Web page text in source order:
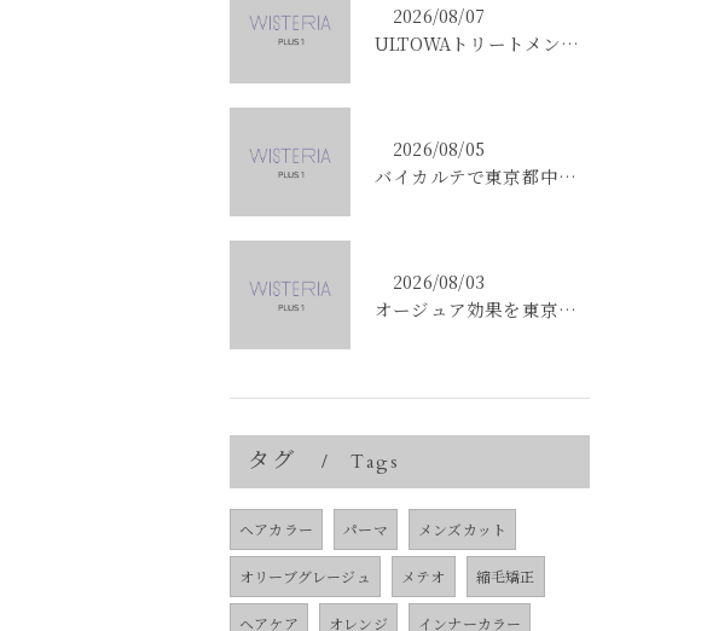
2026/08/07
ULTOWAトリートメントで東京都中央区銀座の髪質改善を目指す人への効果と選び方ガイド
2026/08/05
バイカルテで東京都中央区銀座のエイジングケア悩みを解決する方法と正規品選びのポイント
2026/08/03
オージュア効果を東京都中央区銀座で実感する選び方と購入ポイント
タグ Tags
ヘアカラー パーマ メンズカット
オリーブグレージュ メテオ 縮毛矯正
ヘアケア オレンジ インナーカラー